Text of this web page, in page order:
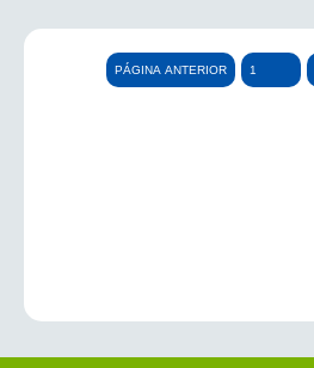
PÁGINA ANTERIOR